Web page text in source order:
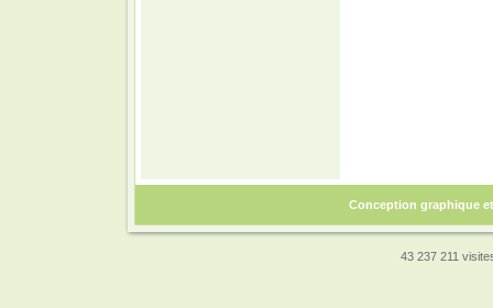
Conception graphique
43 237 211